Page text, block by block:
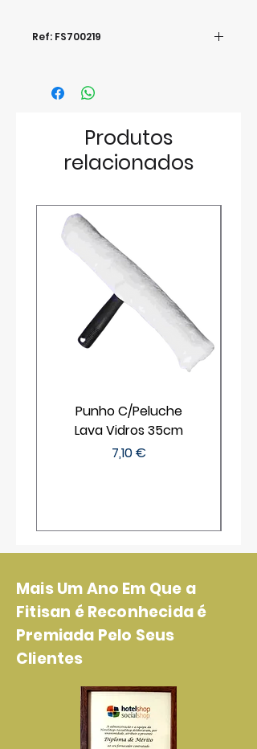
Ref: FS700219
Produtos
relacionados
Punho C/Peluche
Lava Vidros 35cm
Preço
7,10 €
Mais Um Ano Em Que a
Fitisan é Reconhecida é
Premiada Pelo Seus
Clientes